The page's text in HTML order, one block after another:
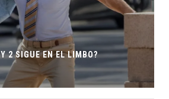
2 SIGUE EN EL LIMBO?